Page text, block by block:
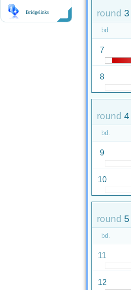
Bridgelinks round 3
bd.
7
8
round 4
bd.
9
10
round 5
bd.
11
12